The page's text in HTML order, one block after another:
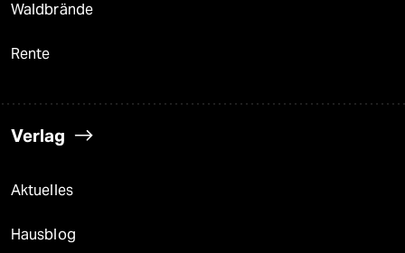
Waldbrände
Rente
Verlag
Aktuelles
Hausblog